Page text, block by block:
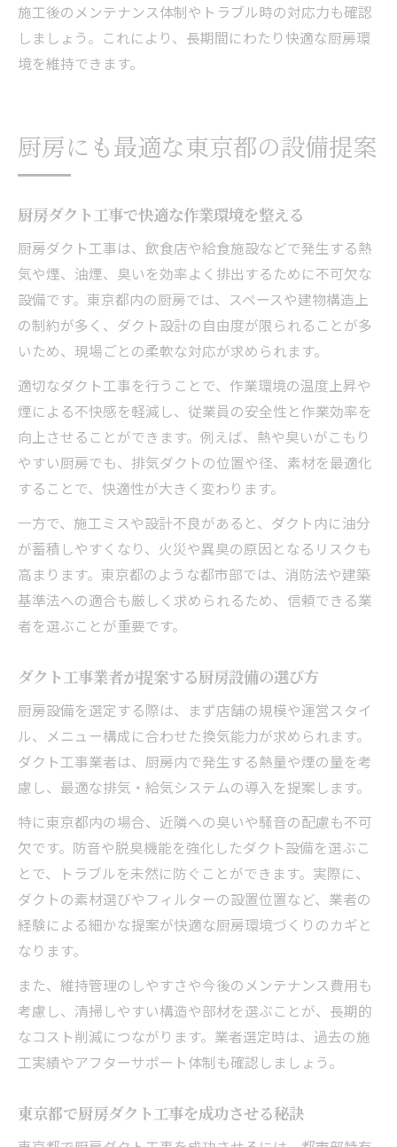
施工後のメンテナンス体制やトラブル時の対応力も確認
しましょう。これにより、長期間にわたり快適な厨房環
境を維持できます。
厨房にも最適な東京都の設備提案
厨房ダクト工事で快適な作業環境を整える
厨房ダクト工事は、飲食店や給食施設などで発生する熱
気や煙、油煙、臭いを効率よく排出するために不可欠な
設備です。東京都内の厨房では、スペースや建物構造上
の制約が多く、ダクト設計の自由度が限られることが多
いため、現場ごとの柔軟な対応が求められます。
適切なダクト工事を行うことで、作業環境の温度上昇や
煙による不快感を軽減し、従業員の安全性と作業効率を
向上させることができます。例えば、熱や臭いがこもり
やすい厨房でも、排気ダクトの位置や径、素材を最適化
することで、快適性が大きく変わります。
一方で、施工ミスや設計不良があると、ダクト内に油分
が蓄積しやすくなり、火災や異臭の原因となるリスクも
高まります。東京都のような都市部では、消防法や建築
基準法への適合も厳しく求められるため、信頼できる業
者を選ぶことが重要です。
ダクト工事業者が提案する厨房設備の選び方
厨房設備を選定する際は、まず店舗の規模や運営スタイ
ル、メニュー構成に合わせた換気能力が求められます。
ダクト工事業者は、厨房内で発生する熱量や煙の量を考
慮し、最適な排気・給気システムの導入を提案します。
特に東京都内の場合、近隣への臭いや騒音の配慮も不可
欠です。防音や脱臭機能を強化したダクト設備を選ぶこ
とで、トラブルを未然に防ぐことができます。実際に、
ダクトの素材選びやフィルターの設置位置など、業者の
経験による細かな提案が快適な厨房環境づくりのカギと
なります。
また、維持管理のしやすさや今後のメンテナンス費用も
考慮し、清掃しやすい構造や部材を選ぶことが、長期的
なコスト削減につながります。業者選定時は、過去の施
工実績やアフターサポート体制も確認しましょう。
東京都で厨房ダクト工事を成功させる秘訣